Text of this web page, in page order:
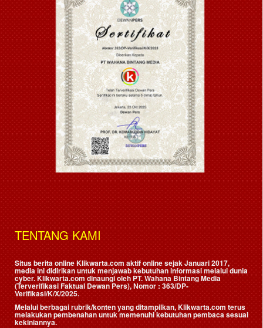
TENTANG KAMI
Situs berita online Klikwarta.com aktif online sejak Januari 2017,
media ini didirikan untuk menjawab kebutuhan informasi melalui dunia
cyber. Klikwarta.com dinaungi oleh PT. Wahana Bintang Media
(Terverifikasi Faktual Dewan Pers), Nomor : 363/DP-
Verifikasi/K/X/2025.
Melalui berbagai rubrik/konten yang ditampilkan, Klikwarta.com terus
melakukan pembenahan untuk memenuhi kebutuhan pembaca sesuai
kekiniannya.